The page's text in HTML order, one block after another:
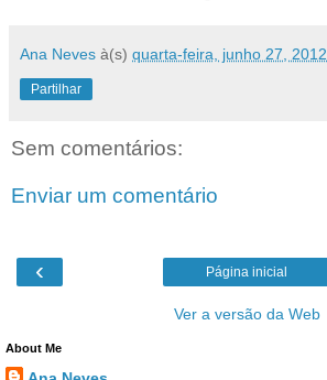
Ana Neves à(s) quarta-feira, junho 27, 2012
Partilhar
Sem comentários:
Enviar um comentário
‹ Página inicial
Ver a versão da Web
About Me